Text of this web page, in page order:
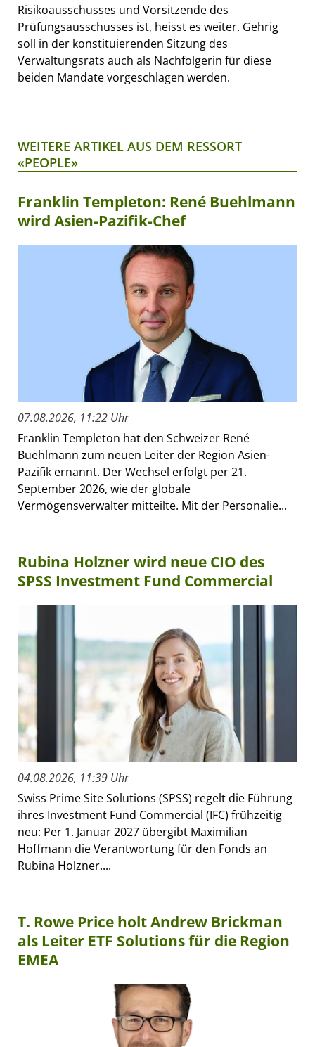
Risikoausschusses und Vorsitzende des
Prüfungsausschusses ist, heisst es weiter. Gehrig
soll in der konstituierenden Sitzung des
Verwaltungsrats auch als Nachfolgerin für diese
beiden Mandate vorgeschlagen werden.
WEITERE ARTIKEL AUS DEM RESSORT
«PEOPLE»
Franklin Templeton: René Buehlmann
wird Asien-Pazifik-Chef
07.08.2026, 11:22 Uhr
Franklin Templeton hat den Schweizer René
Buehlmann zum neuen Leiter der Region Asien-
Pazifik ernannt. Der Wechsel erfolgt per 21.
September 2026, wie der globale
Vermögensverwalter mitteilte. Mit der Personalie...
Rubina Holzner wird neue CIO des
SPSS Investment Fund Commercial
04.08.2026, 11:39 Uhr
Swiss Prime Site Solutions (SPSS) regelt die Führung
ihres Investment Fund Commercial (IFC) frühzeitig
neu: Per 1. Januar 2027 übergibt Maximilian
Hoffmann die Verantwortung für den Fonds an
Rubina Holzner....
T. Rowe Price holt Andrew Brickman
als Leiter ETF Solutions für die Region
EMEA